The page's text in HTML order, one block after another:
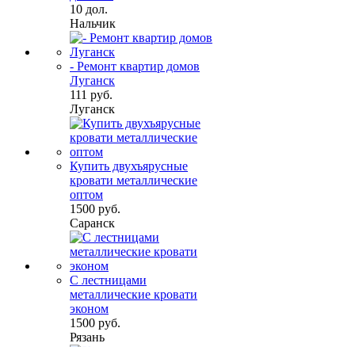
10 дол.
Нальчик
- Ремонт квартир домов
Луганск
111 руб.
Луганск
Купить двухъярусные
кровати металлические
оптом
1500 руб.
Саранск
С лестницами
металлические кровати
эконом
1500 руб.
Рязань